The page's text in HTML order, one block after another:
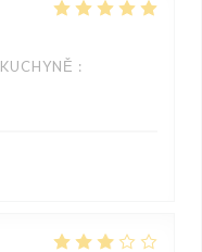
KUCHYNĚ :